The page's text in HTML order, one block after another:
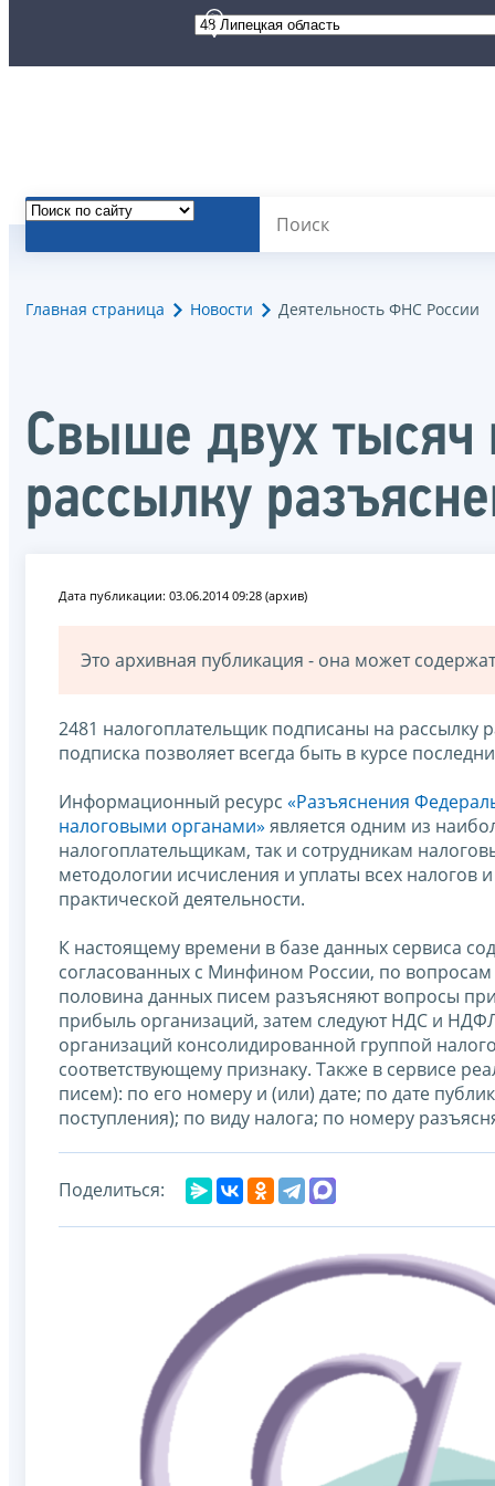
Главная страница Новости Деятельность ФНС России
Свыше двух тысяч
рассылку
Дата публикации: 03.06.2014 09:28 (архив)
Это архивная публикация - она может
2481 налогоплательщик подписаны на
подписка позволяет всегда быть в курсе
Информационный ресурс «Разъяснения
налоговыми органами» является одним из
налогоплательщикам, так и сотрудникам
методологии исчисления и уплаты всех налогов
практической деятельности.
К настоящему времени в базе данных сервиса
согласованных с Минфином России, по
половина данных писем разъясняют вопросы
прибыль организаций, затем следуют НДС и
организаций консолидированной группой
соответствующему признаку. Также в сервисе
писем): по его номеру и (или) дате; по дате
поступления); по виду налога; по номеру
Поделиться: